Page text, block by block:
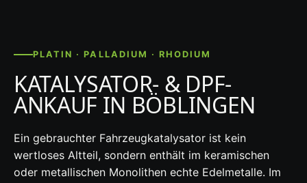
PLATIN · PALLADIUM · RHODIUM
KATALYSATOR- & DPF-
ANKAUF IN BÖBLINGEN
Ein gebrauchter Fahrzeugkatalysator ist kein
wertloses Altteil, sondern enthält im keramischen
oder metallischen Monolithen echte Edelmetalle. Im